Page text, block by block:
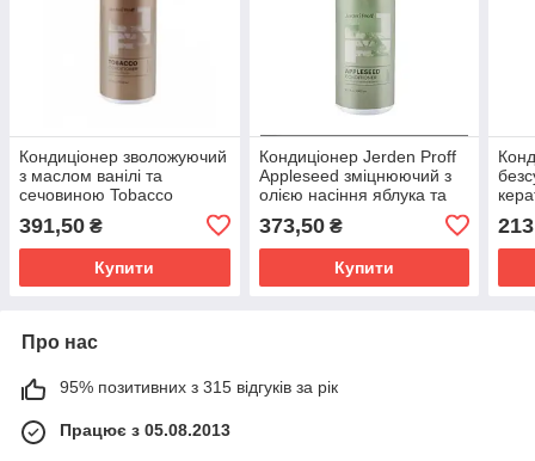
Кондиціонер зволожуючий
з маслом ванілі та
сечовиною Tobacco
(4823085630131)
391,50 ₴
Купити
Кондиціонер Jerden Proff
Appleseed зміцнюючий з
олією насіння яблука та
(4823085630155)
373,50₴
Купити
Про нас
95% позитивних з 315 відгуків за рік
Працює з 05.08.2013